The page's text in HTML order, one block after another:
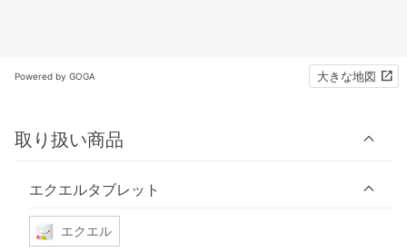
Powered by GOGA 大きな地図
取り扱い商品
エクエルタブレット
エクエル